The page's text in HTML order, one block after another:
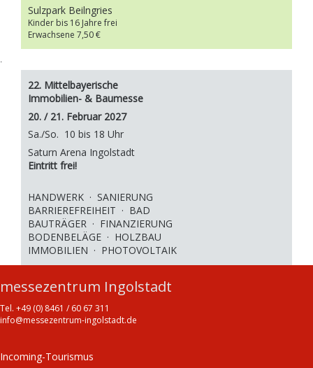
Sulzpark Beilngries
Kinder bis 16 Jahre frei
Erwachsene 7,50 €
22. Mittelbayerische
Immobilien- & Baumesse
20. / 21. Februar 2027
Sa./So. 10 bis 18 Uhr
Saturn Arena Ingolstadt
Eintritt frei!
HANDWERK · SANIERUNG
BARRIEREFREIHEIT · BAD
BAUTRÄGER · FINANZIERUNG
BODENBELÄGE · HOLZBAU
IMMOBILIEN · PHOTOVOLTAIK
messezentrum Ingolstadt
Tel. +49 (0) 8461 / 60 67 311
info@messezentrum-ingolstadt.de
Incoming-Tourismus